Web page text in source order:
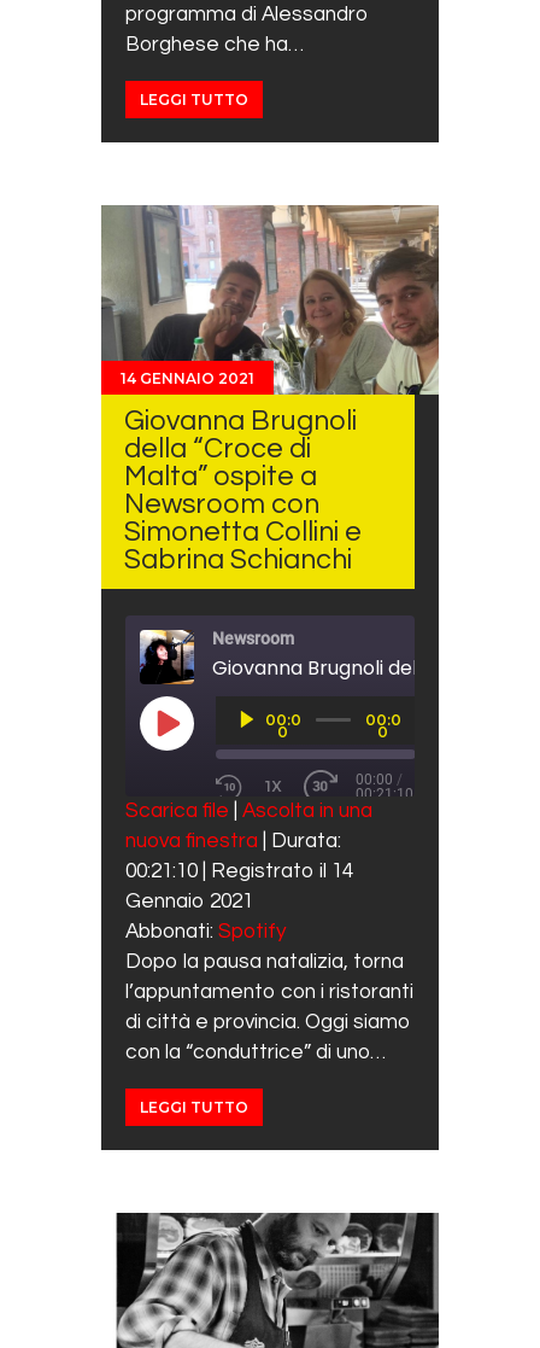
programma di Alessandro
Borghese che ha…
LEGGI TUTTO
14 GENNAIO 2021
Giovanna Brugnoli
della “Croce di
Malta” ospite a
Newsroom con
Simonetta Collini e
Sabrina Schianchi
Newsroom
PLAY EPISODE
Audio
Player00:0
0
00:0
0
REWIND 10 SECONDS
1X
FAST FORWARD 30
00:00 /
00:21:10
SUBSCRIBE SHARE
Spotify
RSS FEED
SHARE
LINK
EMBED
Scarica file
Ascolta in una
nuova finestra
Durata:
00:21:10
Registrato il 14
Gennaio 2021
Abbonati: Spotify
Dopo la pausa natalizia, torna
l’appuntamento con i ristoranti
di città e provincia. Oggi siamo
con la “conduttrice” di uno…
LEGGI TUTTO